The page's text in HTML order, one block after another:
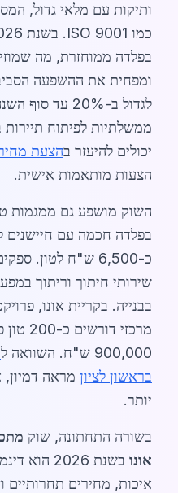
ותיקות עם מלאי גדול,
ומפחית את ההשפעה
לגדול ב-20%
ממשלתיות לפיתוח תיירות
יכולים להיעזר בהצעת
הצעות מותאמות אישית.
השוק מושפע גם ממגמות
בפלדה חכמה עם חיישנים
כ-6,500 ש"ח לטון.
שירותי חיתוך וריתוך
בבנייה. בקריית אונו,
מרכזי
900,000 ש"ח. השוואה ל
בראשון לציון מראה דמיון,
יותר.
בשורה התחתונה, שוק
אונו
בשנת 2026
איכות, מחירים תחרותיים